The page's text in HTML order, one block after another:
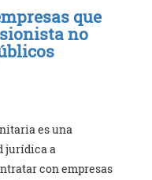
que
no
es una
jurídica a
con empresas